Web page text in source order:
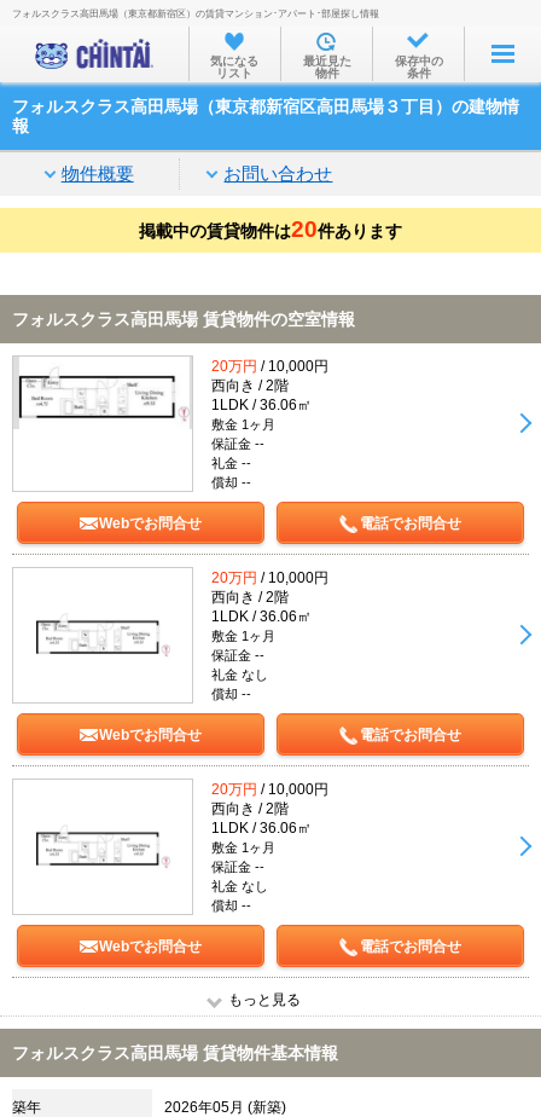
お部屋を探す
沿線・駅から
家賃相場から
通勤通学時間から
物件特集から
不動産会社から
フォルスクラス高田馬場（東京都新宿区）の賃貸マンション･アパート･部屋探し情報
気になる
リスト
最近見た
物件
保存中の
条件
フォルスクラス高田馬場（東京都新宿区高田馬場３丁目）の建物情
報
物件概要 お問い合わせ
掲載中の賃貸物件は20件あります
フォルスクラス高田馬場 賃貸物件の空室情報
20万円 / 10,000円
西向き / 2階
1LDK / 36.06㎡
敷金 1ヶ月
保証金 --
礼金 --
償却 --
Webでお問合せ 電話でお問合せ
20万円 / 10,000円
西向き / 2階
1LDK / 36.06㎡
敷金 1ヶ月
保証金 --
礼金 なし
償却 --
Webでお問合せ 電話でお問合せ
20万円 / 10,000円
西向き / 2階
1LDK / 36.06㎡
敷金 1ヶ月
保証金 --
礼金 なし
償却 --
Webでお問合せ 電話でお問合せ
もっと見る
フォルスクラス高田馬場 賃貸物件基本情報
築年 2026年05月 (新築)